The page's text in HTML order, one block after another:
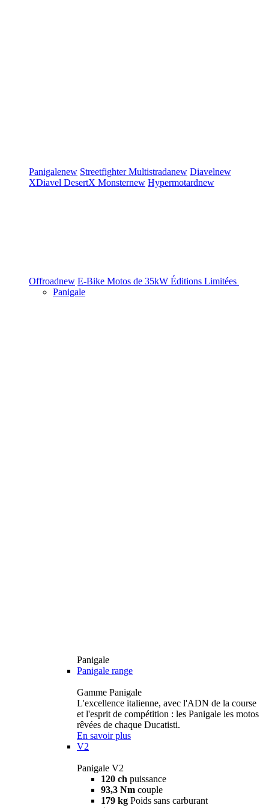
Panigalenew StreetfighterMultistradanew Diavelnew
XDiavel DesertX Monsternew Hypermotardnew
Offroadnew E-Bike Motos de 35kW Éditions Limitées
Panigale
Panigale
Panigale range
Gamme Panigale
L'excellence italienne, avec l'ADN de la course
et l'esprit de compétition : les Panigale les motos
rêvées de chaque Ducatisti.
En savoir plus
V2
Panigale V2
120 ch puissance
93,3 Nm couple
179 kg Poids sans carburant